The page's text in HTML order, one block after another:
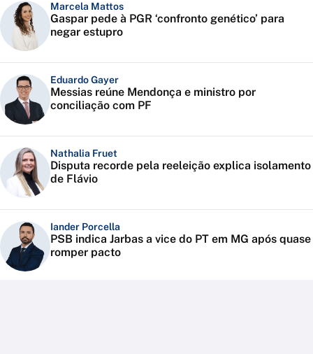
Marcela Mattos
Gaspar pede à PGR ‘confronto genético’ para
negar estupro
Eduardo Gayer
Messias reúne Mendonça e ministro por
conciliação com PF
Nathalia Fruet
Disputa recorde pela reeleição explica isolamento
de Flávio
Iander Porcella
PSB indica Jarbas a vice do PT em MG após quase
romper pacto